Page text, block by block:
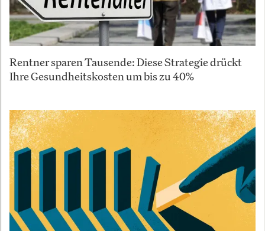
Rentner sparen Tausende: Diese Strategie drückt
Ihre Gesundheitskosten um bis zu 40%